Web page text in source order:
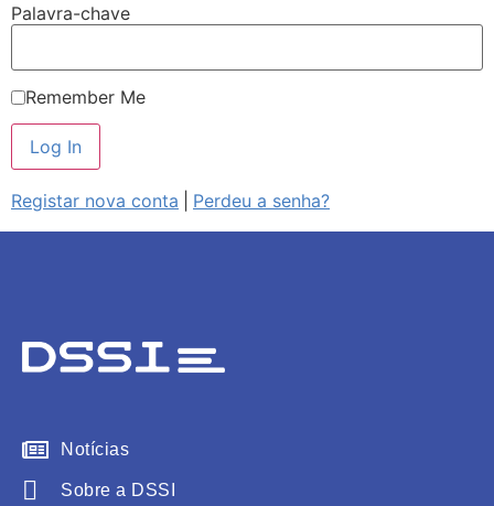
Palavra-chave
Remember Me
Registar nova conta Perdeu a senha?
Notícias
Sobre a DSSI